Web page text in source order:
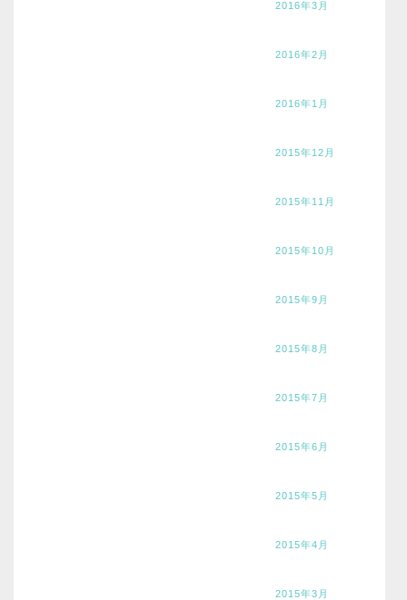
2016年3月
2016年2月
2016年1月
2015年12月
2015年11月
2015年10月
2015年9月
2015年8月
2015年7月
2015年6月
2015年5月
2015年4月
2015年3月